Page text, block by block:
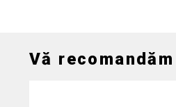
Vă recomandăm